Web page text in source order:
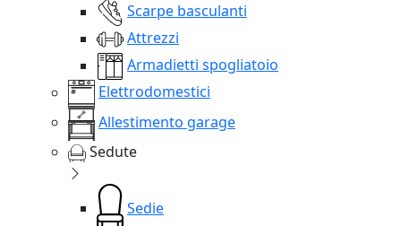
Scarpe basculanti
Attrezzi
Armadietti spogliatoio
Elettrodomestici
Allestimento garage
Sedute
Sedie